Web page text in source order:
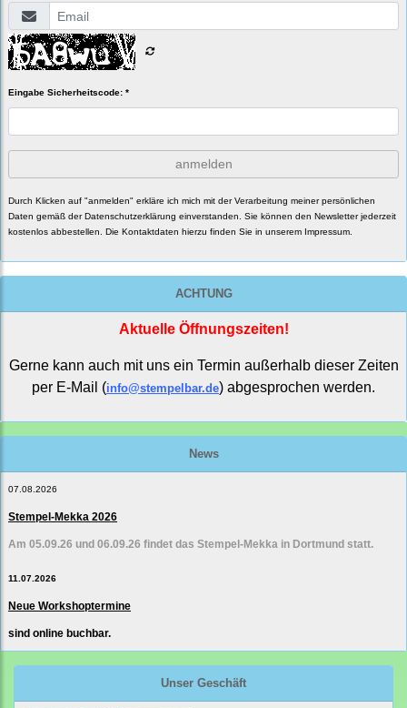
Eingabe Sicherheitscode: *
anmelden
Durch Klicken auf "anmelden" erkläre ich mich mit der Verarbeitung meiner persönlichen
Daten gemäß der Datenschutzerklärung einverstanden. Sie können den Newsletter jederzeit
kostenlos abbestellen. Die Kontaktdaten hierzu finden Sie in unserem Impressum.
ACHTUNG
Aktuelle Öffnungszeiten!
Gerne kann auch mit uns ein Termin außerhalb dieser Zeiten
per E-Mail (info@stempelbar.de) abgesprochen werden.
News
07.08.2026
Stempel-Mekka 2026
Am 05.09.26 und 06.09.26 findet das Stempel-Mekka in Dortmund statt.
11.07.2026
Neue Workshoptermine
sind online buchbar.
Unser Geschäft